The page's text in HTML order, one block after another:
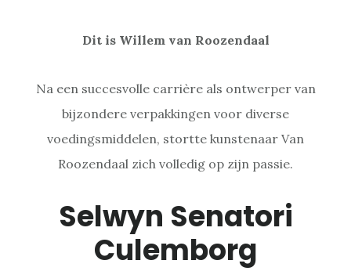
Dit is Willem van Roozendaal
Na een succesvolle carrière als ontwerper van
bijzondere verpakkingen voor diverse
voedingsmiddelen, stortte kunstenaar Van
Roozendaal zich volledig op zijn passie.
Selwyn Senatori
Culemborg